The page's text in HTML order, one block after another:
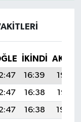
İKINDI
16:39
19:52
16:38
19:51
16:38
19:49